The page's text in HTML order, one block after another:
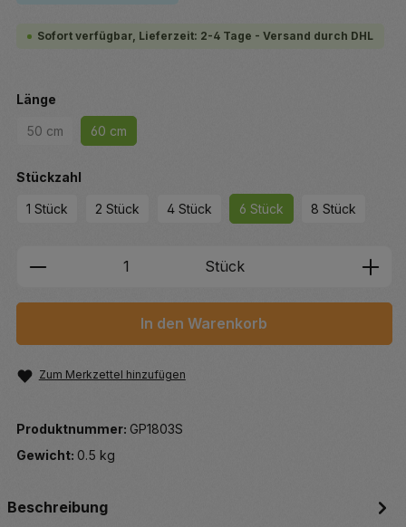
Sofort verfügbar, Lieferzeit: 2-4 Tage - Versand durch DHL
Längeauswählen
50 cm(Diese Option ist zurzeit nicht verfügbar.)
60 cm
Stückzahlauswählen
1 Stück 2 Stück 4 Stück 6 Stück 8 Stück
Produkt Anzahl: Gib den
Stück
In den Warenkorb
Zum Merkzettel hinzufügen
Produktnummer: GP1803S
Gewicht: 0.5 kg
Beschreibung